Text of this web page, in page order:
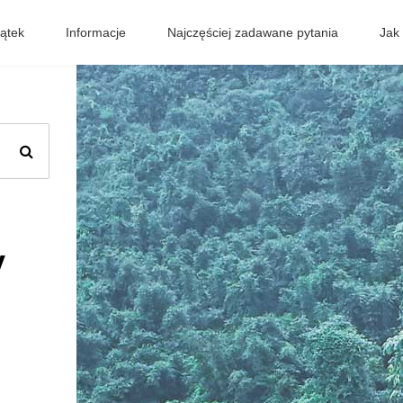
Informacje Najczęściej zadawane pytania Jak